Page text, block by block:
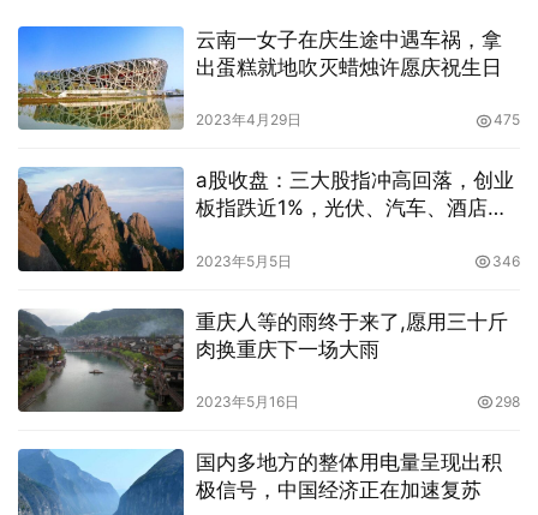
云南一女子在庆生途中遇车祸，拿
出蛋糕就地吹灭蜡烛许愿庆祝生日
2023年4月29日 475
a股收盘：三大股指冲高回落，创业
板指跌近1%，光伏、汽车、酒店板
2023年5月5日 346
重庆人等的雨终于来了,愿用三十斤
肉换重庆下一场大雨
2023年5月16日 298
国内多地方的整体用电量呈现出积
极信号，中国经济正在加速复苏